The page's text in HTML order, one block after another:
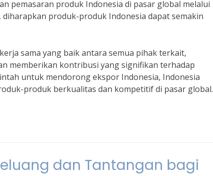
pemasaran produk Indonesia di pasar global melalui
produk-produk Indonesia dapat semakin
sama yang baik antara semua pihak terkait,
memberikan kontribusi yang signifikan terhadap
untuk mendorong ekspor Indonesia, Indonesia
produk berkualitas dan kompetitif di pasar global.
dan Tantangan bagi